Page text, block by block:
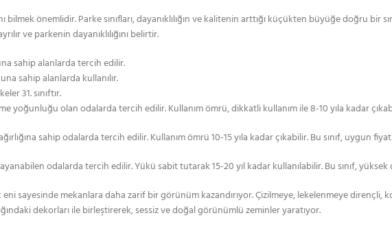
bilmek önemlidir. Parke sınıfları, dayanıklılığın ve kalitenin arttığı küçükten büyüğe doğru bir
ve parkenin dayanıklılığını belirtir.
sahip alanlarda tercih edilir.
sahip alanlarda kullanılır.
31. sınıftır.
yoğunluğu olan odalarda tercih edilir. Kullanım ömrü, dikkatli kullanım ile 8-10 yıla kadar
sahip odalarda tercih edilir. Kullanım ömrü 10-15 yıla kadar çıkabilir. Bu sınıf, uygun
odalarda tercih edilir. Yükü sabit tutarak 15-20 yıl kadar kullanılabilir. Bu sınıf,
sayesinde mekanlara daha zarif bir görünüm kazandırıyor. Çizilmeye, lekelenmeye
dekorları ile birleştirerek, sessiz ve doğal görünümlü zeminler yaratıyor.